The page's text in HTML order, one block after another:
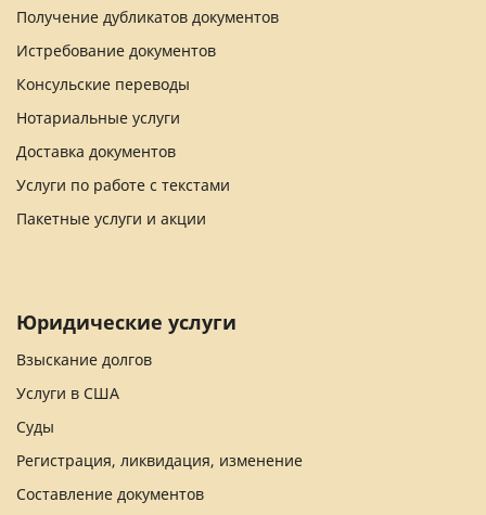
Получение дубликатов документов
Истребование документов
Консульские переводы
Нотариальные услуги
Доставка документов
Услуги по работе с текстами
Пакетные услуги и акции
Юридические услуги
Взыскание долгов
Услуги в США
Суды
Регистрация, ликвидация, изменение
Составление документов